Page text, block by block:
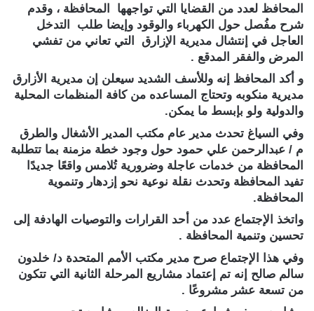
المحافظ لعدد من القضايا التي تواجهها المحافظة ، وقدم
شرح مفُصل حول الكهرباء والوقود وإيضا طلب التدخل
العاجل في إنتشال مديرية الإزارق التي تعاني من تفشي
المرض والفقر المدقع .
و أكد المحافظ إنه وللأسف الشديد سيعلن إن مديرية الأزارق
مديرية منكوبه وتحتاج المساعده من كافة المنظمات المحلية
والدولية ولو بإبسط ما يمكن.
وفي السياغ تحدث مدير عام مكتب المدير الأشغال والطرق
م / عبدالرحمن علي حمود حول وجود خطة مزمنة بما تتطلبة
المحافظة من خدمات عاجلة وضرورية تُلامس واقعًا جديدًا
تفيد المحافظة وتحدث نقلة نوعية نحو إزدهار وتنموية
المحافظة.
واتخذ الإجتماع عدد من أحد القرارات والتوصيات الهادفة إلى
تحسين وتنمية المحافظة .
وفي هذا الإجتماع صرح مدير مكتب الأمم المتحدة د/ خلدون
سالم صالح إنه تم إعتماد مشاريع المرحلة الثانية التي تتكون
من تسعة عشر مشروعًا .